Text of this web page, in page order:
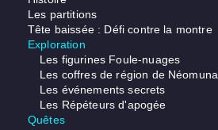
Les partitions
Tête baissée : Défi contre la montre
Exploration
Les figurines Foule-nuages
Les coffres de région de Néomuna
Les événements secrets
Les Répéteurs d'apogée
Quêtes